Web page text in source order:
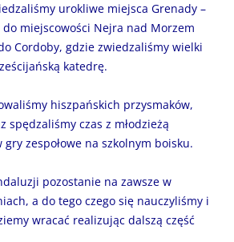
urokliwe miejsca Grenady –
miejscowości Nejra nad Morzem
Cordoby, gdzie zwiedzaliśmy wielki
katedrę.
hiszpańskich przysmaków,
spędzaliśmy czas z młodzieżą
zespołowe na szkolnym boisku.
pozostanie na zawsze w
a do tego czego się nauczyliśmy i
wracać realizując dalszą część